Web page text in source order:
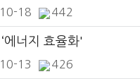
18 442
에너지 효율화'
13 426